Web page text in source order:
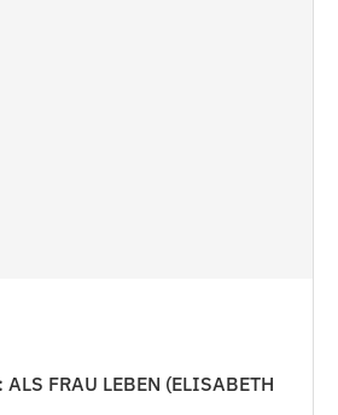
ALS FRAU LEBEN (ELISABETH